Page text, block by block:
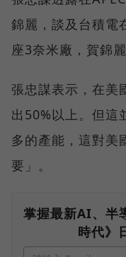
錦麗，談及台積電
座3奈米廠，賀錦
張忠謀表示，在美
出50%以上。但這
多的產能，這對美
要」。
掌握最新AI、半
時代》